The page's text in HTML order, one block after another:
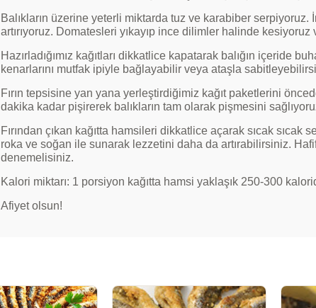
Balıkların üzerine yeterli miktarda tuz ve karabiber serpiyoruz.
artırıyoruz. Domatesleri yıkayıp ince dilimler halinde
Hazırladığımız kağıtları dikkatlice kapatarak balığın içeride
kenarlarını mutfak ipiyle bağlayabilir veya ataşla
Fırın tepsisine yan yana yerleştirdiğimiz kağıt paketlerini
dakika kadar pişirerek balıkların tam olarak pişmesini
Fırından çıkan kağıtta hamsileri dikkatlice açarak sıcak
roka ve soğan ile sunarak lezzetini daha da artırabilirsiniz.
denemelisiniz.
Kalori miktarı: 1 porsiyon kağıtta hamsi yaklaşık 250-300
Afiyet olsun!